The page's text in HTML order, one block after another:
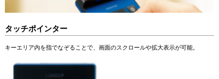
タッチポインター
キーエリア内を指でなぞることで、画面のスクロールや拡大表示が可能。